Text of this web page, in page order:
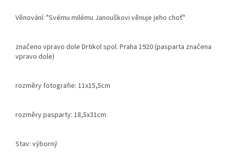
Věnování: "Svému milému Janouškovi věnuje jeho choť"
značeno vpravo dole Drtikol spol. Praha 1920 (pasparta značena
vpravo dole)
rozměry fotografie: 11x15,5cm
rozměry pasparty: 18,5x31cm
Stav: výborný